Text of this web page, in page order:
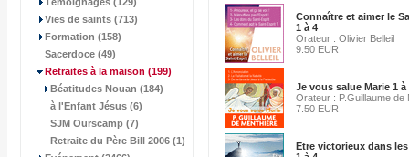
Vies de saints (713)
Formation (158)
Sacerdoce (49)
Retraites à la maison (199)
Béatitudes Nouan (184)
à l'Enfant Jésus (6)
SJM Ourscamp (7)
Retraite du Père Bill 2006 (1)
Connaître et aimer le
1 à 4
Orateur : Olivier Belleil
9.50 EUR
Je vous salue Marie 1 à
Orateur : P.Guillaume de
7.50 EUR
Etre victorieux dans